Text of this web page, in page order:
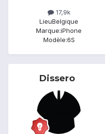
17,9k
LieuBelgique
Marque:iPhone
Modèle:6S
Dissero